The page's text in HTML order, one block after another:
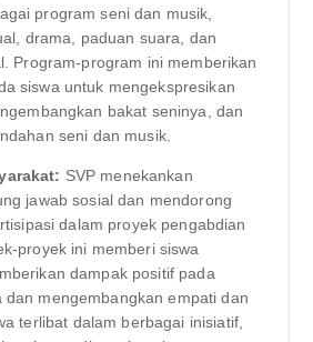
program seni dan musik,
drama, paduan suara, dan
Program-program ini memberikan
siswa untuk mengekspresikan
bakat seninya, dan
seni dan musik.
SVP menekankan
jawab sosial dan mendorong
dalam proyek pengabdian
proyek ini memberi siswa
dampak positif pada
dan mengembangkan empati dan
terlibat dalam berbagai inisiatif,